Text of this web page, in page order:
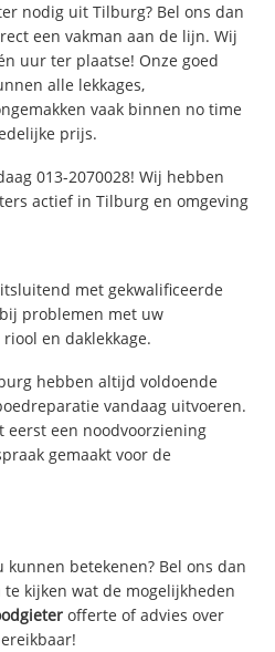
nodig uit Tilburg? Bel ons dan
een vakman aan de lijn. Wij
uur ter plaatse! Onze goed
alle lekkages,
vaak binnen no time
prijs.
013-2070028! Wij hebben
actief in Tilburg en omgeving
met gekwalificeerde
problemen met uw
en daklekkage.
hebben altijd voldoende
vandaag uitvoeren.
eerst een noodvoorziening
gemaakt voor de
betekenen? Bel ons dan
te kijken wat de mogelijkheden
offerte of advies over